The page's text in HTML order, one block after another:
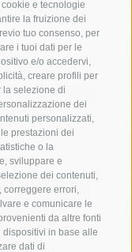
e tecnologie
la fruizione dei
tuo consenso, per
i tuoi dati per le
e/o accedervi,
creare profili per
la selezione di
dei
personalizzati,
prestazioni dei
o la
sviluppare e
dei contenuti,
errori,
e comunicare le
da altre fonti
in base alle
dati di
arresto
capri
carabinieri
incidente
lubrense